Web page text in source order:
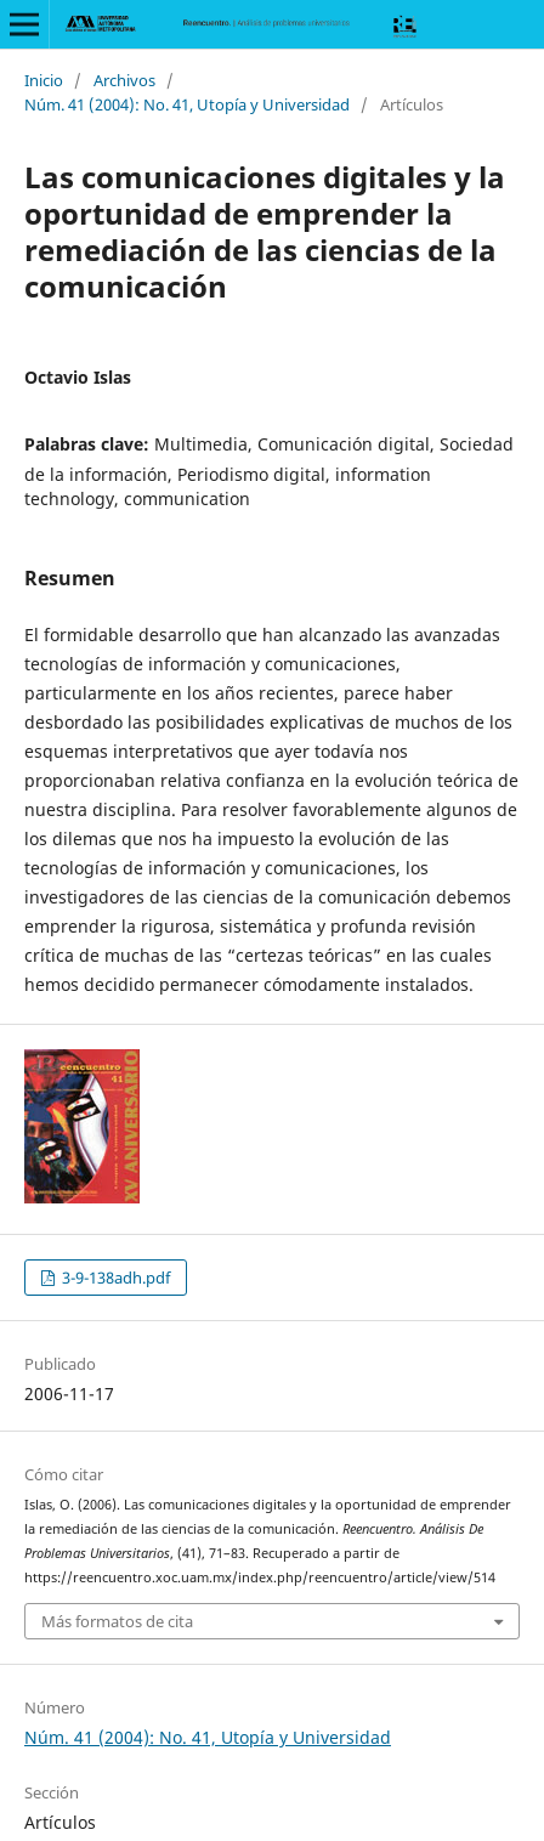
Inicio / Archivos /
Núm. 41 (2004): No. 41, Utopía y Universidad
/ Artículos
Las comunicaciones digitales y la
oportunidad de emprender la
remediación de las ciencias de la
comunicación
Octavio Islas
Palabras clave: Multimedia, Comunicación digital, Sociedad
de la información, Periodismo digital, information
technology, communication
Resumen
El formidable desarrollo que han alcanzado las avanzadas
tecnologías de información y comunicaciones,
particularmente en los años recientes, parece haber
desbordado las posibilidades explicativas de muchos de los
esquemas interpretativos que ayer todavía nos
proporcionaban relativa confianza en la evolución teórica de
nuestra disciplina. Para resolver favorablemente algunos de
los dilemas que nos ha impuesto la evolución de las
tecnologías de información y comunicaciones, los
investigadores de las ciencias de la comunicación debemos
emprender la rigurosa, sistemática y profunda revisión
crítica de muchas de las “certezas teóricas” en las cuales
hemos decidido permanecer cómodamente instalados.
3-9-138adh.pdf
Publicado
2006-11-17
Cómo citar
Islas, O. (2006). Las comunicaciones digitales y la oportunidad de emprender
la remediación de las ciencias de la comunicación. Reencuentro. Análisis De
Problemas Universitarios, (41), 71–83. Recuperado a partir de
https://reencuentro.xoc.uam.mx/index.php/reencuentro/article/view/514
Más formatos de cita
Número
Núm. 41 (2004): No. 41, Utopía y Universidad
Sección
Artículos